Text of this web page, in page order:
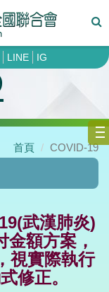
LINE IG
首頁 COVID-19
武漢肺炎)
額方案，
視實際執行
修正。